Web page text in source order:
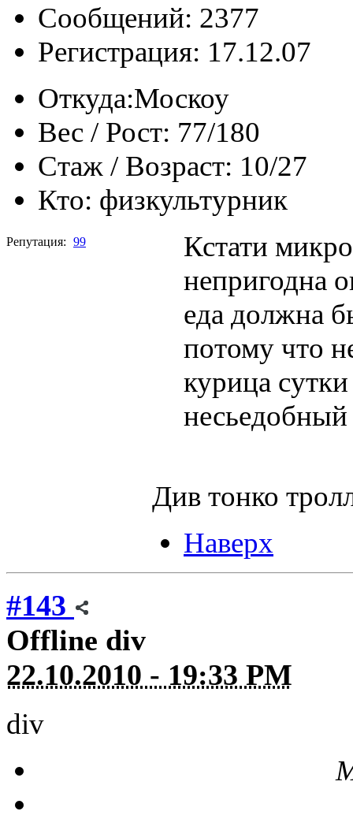
Сообщений: 2377
Регистрация: 17.12.07
Откуда:Москоу
Вес / Рост: 77/180
Стаж / Возраст: 10/27
Кто: физкультурник
Репутация: 99
Кстати
непригодна
еда должна
потому что
курица
Див тонко
Наверх
#143
Offline div
22.10.2010 - 19:33 PM
div